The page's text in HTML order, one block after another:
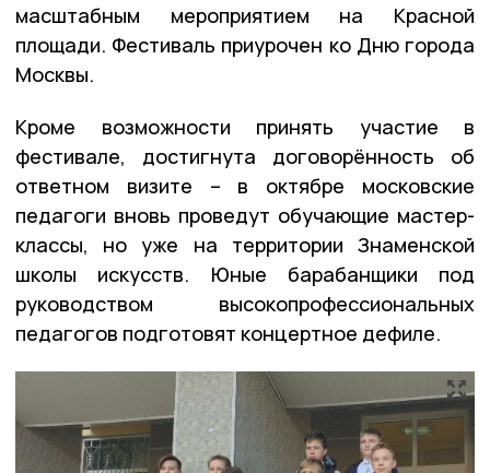
масштабным мероприятием на Красной
площади. Фестиваль приурочен ко Дню города
Москвы.
Кроме возможности принять участие в
фестивале, достигнута договорённость об
ответном визите – в октябре московские
педагоги вновь проведут обучающие мастер-
классы, но уже на территории Знаменской
школы искусств. Юные барабанщики под
руководством высокопрофессиональных
педагогов подготовят концертное дефиле.